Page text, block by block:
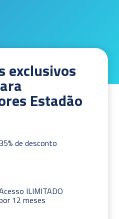
exclusivos
Estadão
35% de desconto
ILIMITADO
12 meses